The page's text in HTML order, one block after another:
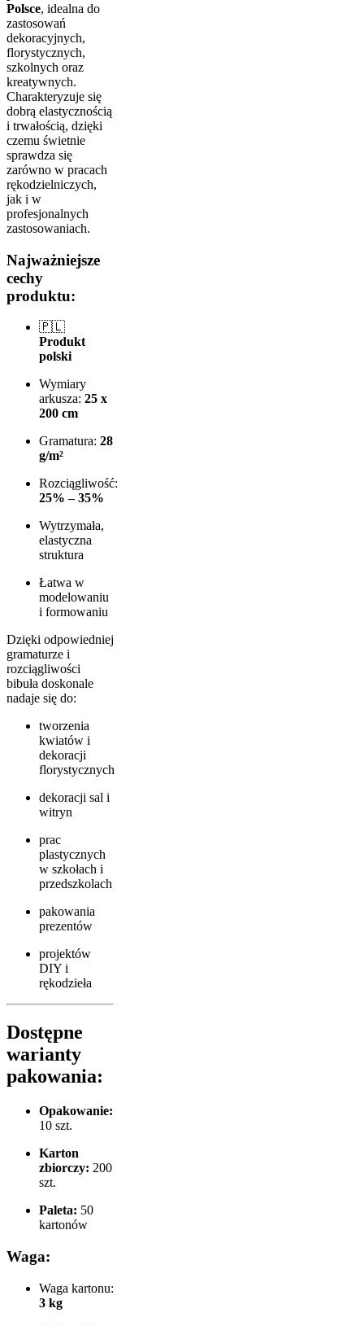
Polsce, idealna do
zastosowań
dekoracyjnych,
florystycznych,
szkolnych oraz
kreatywnych.
Charakteryzuje się
dobrą elastycznością
i trwałością, dzięki
czemu świetnie
sprawdza się
zarówno w pracach
rękodzielniczych,
jak i w
profesjonalnych
zastosowaniach.
Najważniejsze
cechy
produktu:
🇵🇱
Produkt
polski
Wymiary
arkusza: 25 x
200 cm
Gramatura: 28
g/m²
Rozciągliwość:
25% – 35%
Wytrzymała,
elastyczna
struktura
Łatwa w
modelowaniu
i formowaniu
Dzięki odpowiedniej
gramaturze i
rozciągliwości
bibuła doskonale
nadaje się do:
tworzenia
kwiatów i
dekoracji
florystycznych
dekoracji sal i
witryn
prac
plastycznych
w szkołach i
przedszkolach
pakowania
prezentów
projektów
DIY i
rękodzieła
Dostępne
warianty
pakowania:
Opakowanie:
10 szt.
Karton
zbiorczy: 200
szt.
Paleta: 50
kartonów
Waga:
Waga kartonu:
3 kg